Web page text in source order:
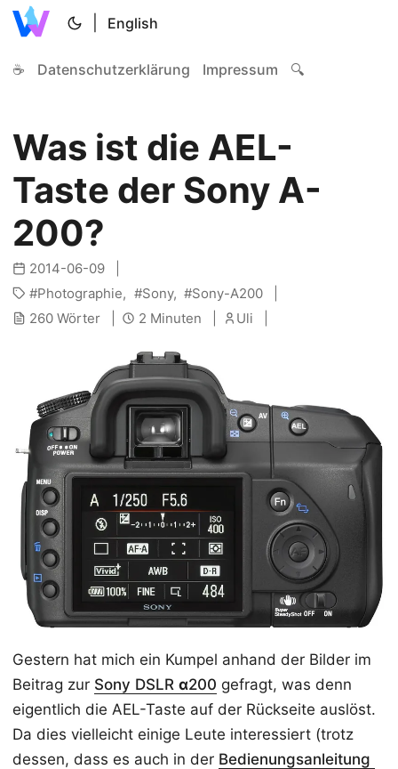
English
☕ Datenschutzerklärung Impressum 🔍
Was ist die AEL-
Taste der Sony A-
200?
2014-06-09
Photographie
Sony
Sony-A200
260 Wörter
2 Minuten Uli
Gestern hat mich ein Kumpel anhand der Bilder im
Beitrag zur Sony DSLR α200 gefragt, was denn
eigentlich die AEL-Taste auf der Rückseite auslöst.
Da dies vielleicht einige Leute interessiert (trotz
dessen, dass es auch in der Bedienungsanleitung